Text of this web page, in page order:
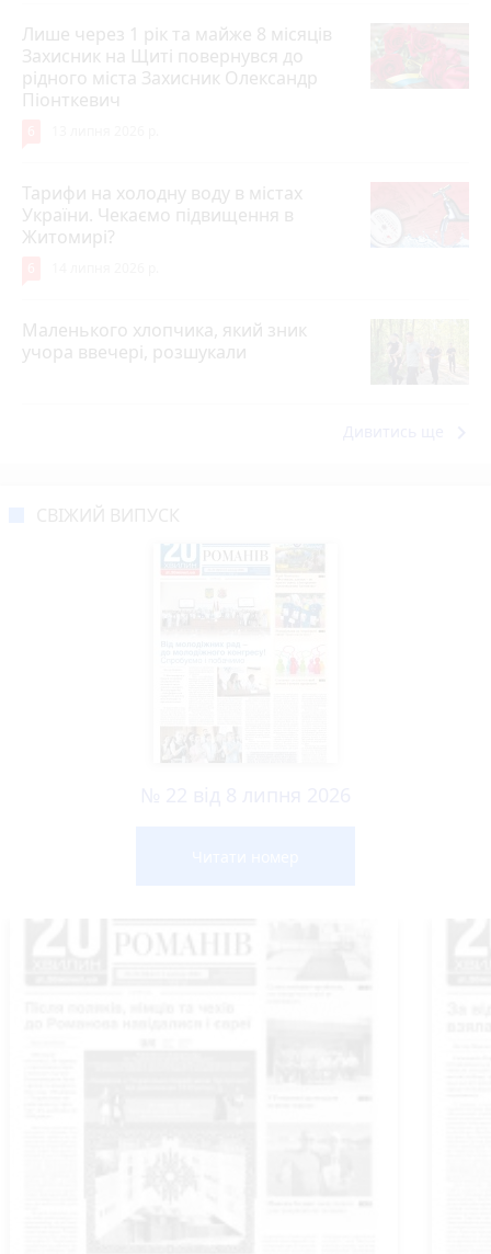
Лише через 1 рік та майже 8 місяців
Захисник на Щиті повернувся до
рідного міста Захисник Олександр
Піонткевич
Тарифи на холодну воду в містах
України. Чекаємо підвищення в
Житомирі?
Маленького хлопчика, який зник
учора ввечері, розшукали